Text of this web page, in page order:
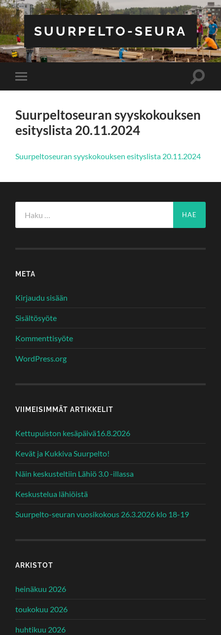
SUURPELTO-SEURA
Toggle
mobile
Toggle
Suurpeltoseuran syyskokouksen
esityslista 20.11.2024
Suurpeltoseuran syyskokouksen esityslista 20.11.2024
META
Kirjaudu sisään
Sisältösyöte
Kommenttisyöte
WordPress.org
VIIMEISIMMÄT ARTIKKELIT
Kettupuiston kesäpäivä16.8.2026
Kevät ja Kukkiva Suurpelto!
Näin keskusteltiin Lähiö 3.0 -illassa
Keskustelua lähiöistä
Suurpelto-seuran vuosikokous 26.3.2026 klo 18-19
ARKISTOT
heinäkuu 2026
toukokuu 2026
huhtikuu 2026